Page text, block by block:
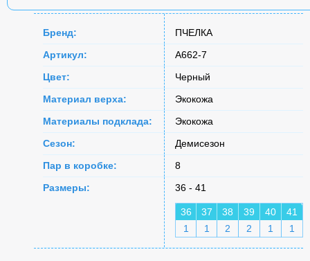
Бренд:
ПЧЕЛКА
Артикул:
A662-7
Цвет:
Черный
Материал верха:
Экокожа
Материалы подклада:
Экокожа
Сезон:
Демисезон
Пар в коробке:
8
Размеры:
36 - 41
36 37 38 39 40
41
1
1 2 2 1 1